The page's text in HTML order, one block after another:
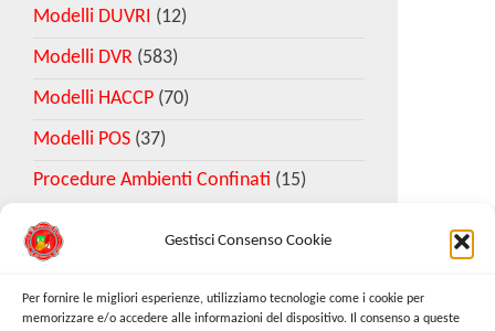
Gestisci Consenso Cookie
Per fornire le migliori esperienze, utilizziamo tecnologie come i cookie per
memorizzare e/o accedere alle informazioni del dispositivo. Il consenso a queste
Modelli DUVRI (12)
Modelli DVR (583)
Modelli HACCP (70)
Modelli POS (37)
Procedure Ambienti Confinati (15)